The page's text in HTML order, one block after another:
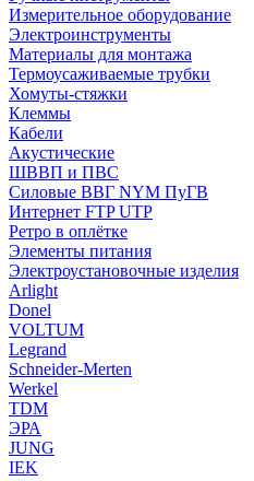
Измерительное оборудование
Электроинструменты
Материалы для монтажа
Термоусаживаемые трубки
Хомуты-стяжки
Клеммы
Кабели
Акустические
ШВВП и ПВС
Силовые ВВГ NYM ПуГВ
Интернет FTP UTP
Ретро в оплётке
Элементы питания
Электроустановочные изделия
Arlight
Donel
VOLTUM
Legrand
Schneider-Merten
Werkel
TDM
ЭРА
JUNG
IEK